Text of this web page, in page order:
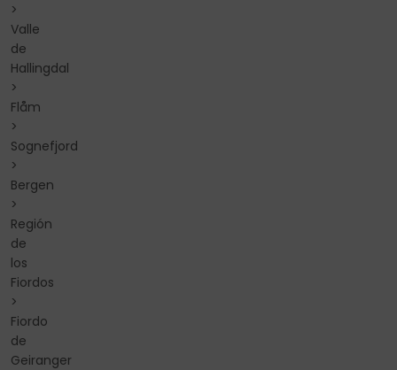
>
Valle
de
Hallingdal
>
Flåm
>
Sognefjord
>
Bergen
>
Región
de
los
Fiordos
>
Fiordo
de
Geiranger